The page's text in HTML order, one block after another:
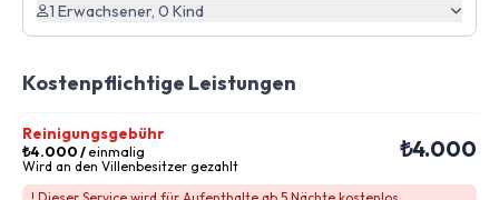
1 Erwachsener, 0 Kind
Kostenpflichtige Leistungen
Reinigungsgebühr
₺4.000/einmalig
Wird an den Villenbesitzer gezahlt
₺4.000